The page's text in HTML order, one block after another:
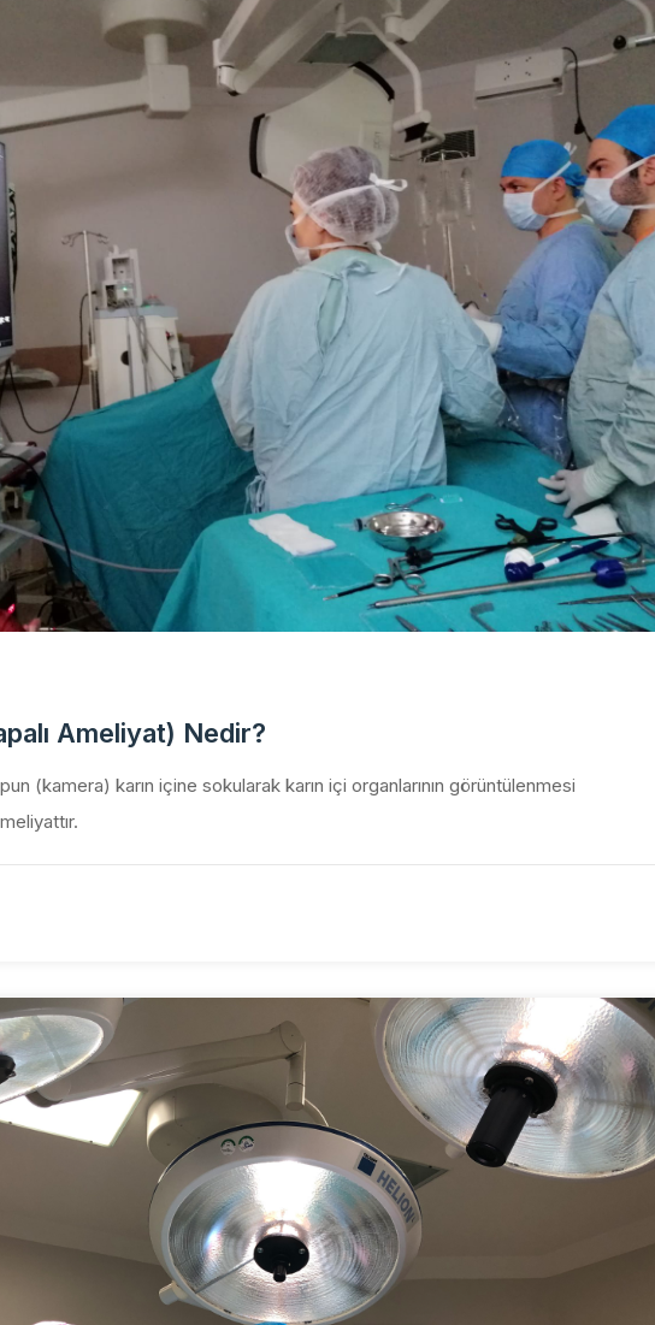
Ameliyat) Nedir?
(kamera) karın içine sokularak karın içi organlarının görüntülenmesi